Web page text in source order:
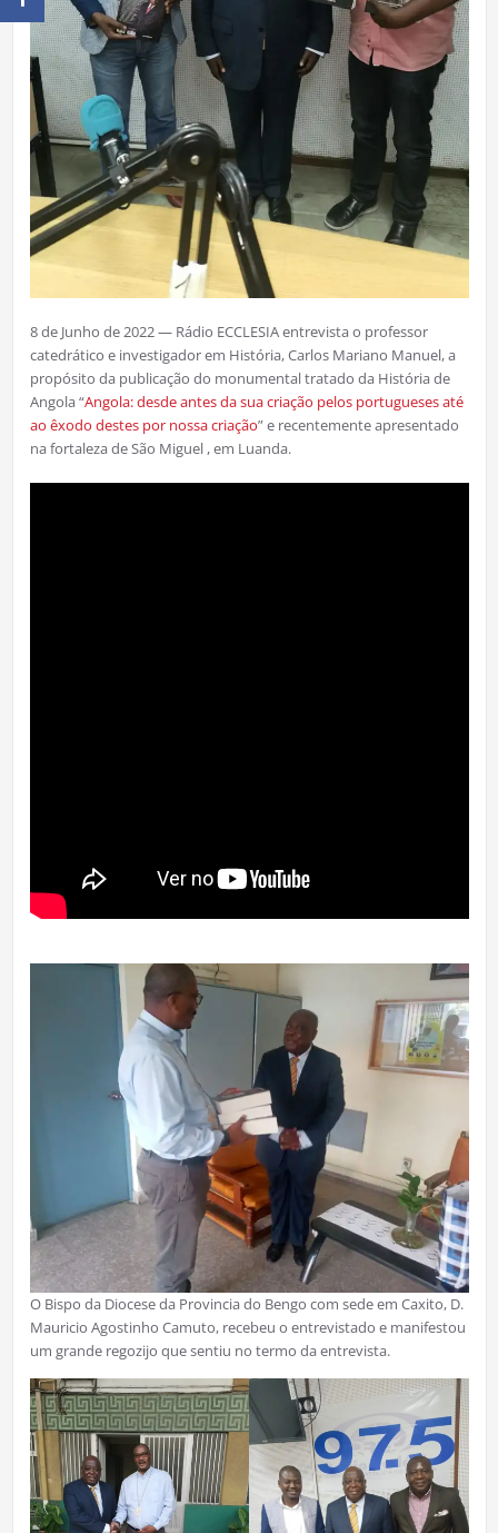
8 de Junho de 2022 — Rádio ECCLESIA entrevista o professor
catedrático e investigador em História, Carlos Mariano Manuel, a
propósito da publicação do monumental tratado da História de
Angola “Angola: desde antes da sua criação pelos portugueses até
ao êxodo destes por nossa criação” e recentemente apresentado
na fortaleza de São Miguel , em Luanda.
O Bispo da Diocese da Provincia do Bengo com sede em Caxito, D.
Mauricio Agostinho Camuto, recebeu o entrevistado e manifestou
um grande regozijo que sentiu no termo da entrevista.